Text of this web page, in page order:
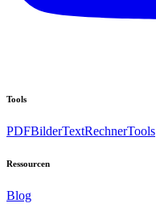
Tools
PDFBilderTextRechnerTools
Ressourcen
Blog